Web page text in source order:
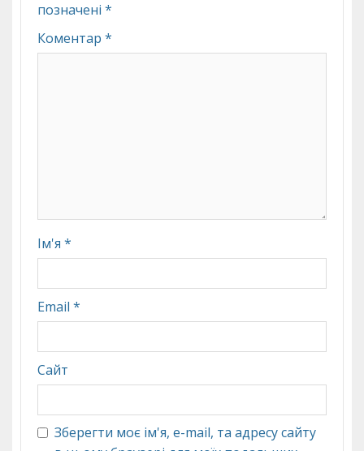
позначені *
Коментар *
Ім'я *
Email *
Сайт
Зберегти моє ім'я, e-mail, та адресу сайту